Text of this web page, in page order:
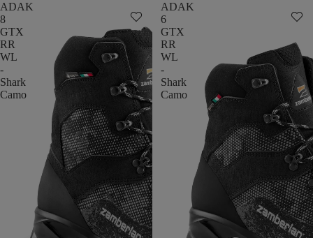
ADAK
8
GTX
RR
WL
-
Shark
Camo
ADAK
6
GTX
RR
WL
-
Shark
Camo